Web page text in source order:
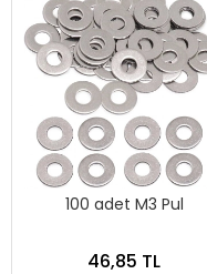
100 adet M3 Pul
46,85 TL